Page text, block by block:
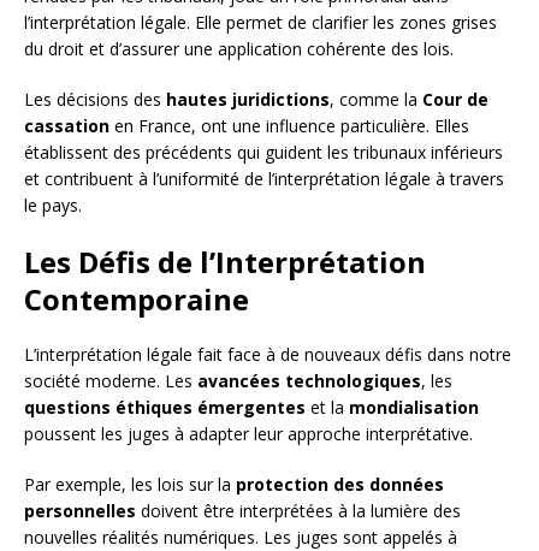
l’interprétation légale. Elle permet de clarifier les zones grises
du droit et d’assurer une application cohérente des lois.
Les décisions des hautes juridictions, comme la Cour de
cassation en France, ont une influence particulière. Elles
établissent des précédents qui guident les tribunaux inférieurs
et contribuent à l’uniformité de l’interprétation légale à travers
le pays.
Les Défis de l’Interprétation
Contemporaine
L’interprétation légale fait face à de nouveaux défis dans notre
société moderne. Les avancées technologiques, les
questions éthiques émergentes et la mondialisation
poussent les juges à adapter leur approche interprétative.
Par exemple, les lois sur la protection des données
personnelles doivent être interprétées à la lumière des
nouvelles réalités numériques. Les juges sont appelés à